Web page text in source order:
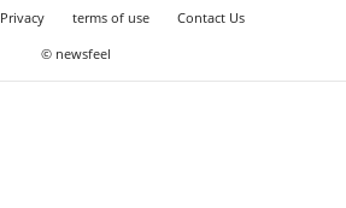
Privacy terms of use
Contact Us
© newsfeel